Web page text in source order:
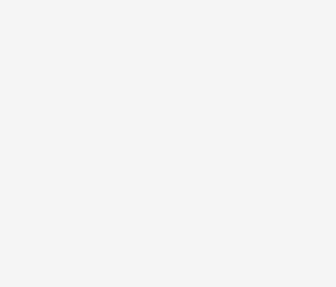
uva blanca de rápida
muy versátil. Con ella
tanto vinos dulces